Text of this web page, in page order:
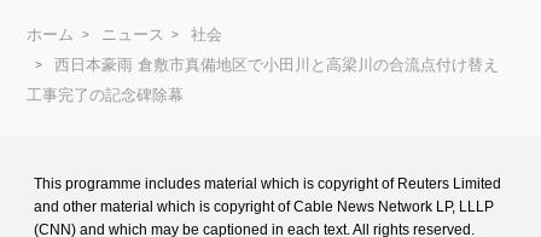
ホーム ニュース
社会
西日本豪雨 倉敷市真備地区で小田川と高梁川の合流点付け替え
工事完了の記念碑除幕
This programme includes material which is copyright of Reuters Limited
and other material which is copyright of Cable News Network LP, LLLP
(CNN) and which may be captioned in each text. All rights reserved.